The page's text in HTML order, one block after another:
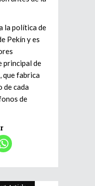
la política de
Pekín y es
principal de
que fabrica
de cada
de